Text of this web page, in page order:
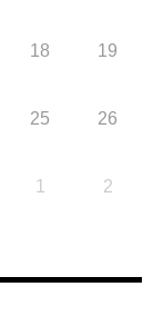
18 19
25 26
1 2